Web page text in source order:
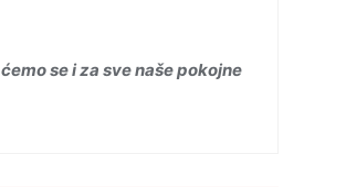
se i za sve naše pokojne